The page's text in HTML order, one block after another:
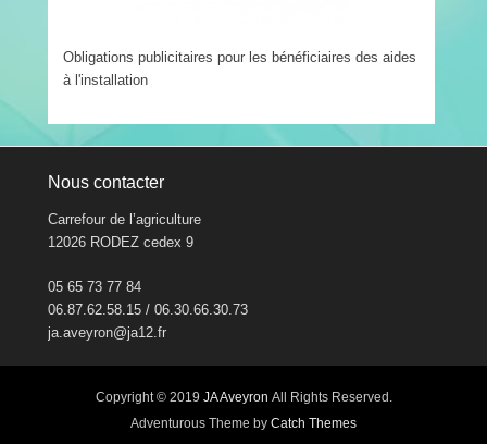
Obligations publicitaires pour les bénéficiaires des aides
à l'installation
Nous contacter
Carrefour de l’agriculture
12026 RODEZ cedex 9
05 65 73 77 84
06.87.62.58.15 / 06.30.66.30.73
ja.aveyron@ja12.fr
Copyright © 2019 JA Aveyron All Rights Reserved.
Adventurous Theme by Catch Themes